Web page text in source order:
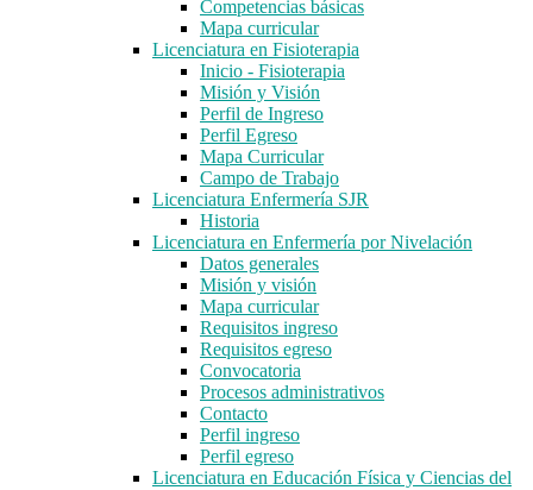
Competencias básicas
Mapa curricular
Licenciatura en Fisioterapia
Inicio - Fisioterapia
Misión y Visión
Perfil de Ingreso
Perfil Egreso
Mapa Curricular
Campo de Trabajo
Licenciatura Enfermería SJR
Historia
Licenciatura en Enfermería por Nivelación
Datos generales
Misión y visión
Mapa curricular
Requisitos ingreso
Requisitos egreso
Convocatoria
Procesos administrativos
Contacto
Perfil ingreso
Perfil egreso
Licenciatura en Educación Física y Ciencias del